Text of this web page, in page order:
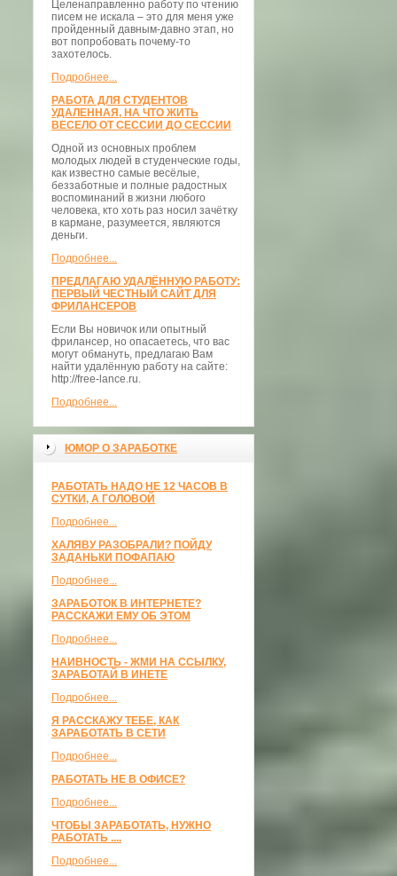
Целенаправленно работу по чтению
писем не искала – это для меня уже
пройденный давным-давно этап, но
вот попробовать почему-то
захотелось.
Подробнее...
РАБОТА ДЛЯ СТУДЕНТОВ
УДАЛЕННАЯ, НА ЧТО ЖИТЬ
ВЕСЕЛО ОТ СЕССИИ ДО СЕССИИ
Одной из основных проблем
молодых людей в студенческие годы,
как известно самые весёлые,
беззаботные и полные радостных
воспоминаний в жизни любого
человека, кто хоть раз носил зачётку
в кармане, разумеется, являются
деньги.
Подробнее...
ПРЕДЛАГАЮ УДАЛЁННУЮ РАБОТУ:
ПЕРВЫЙ ЧЕСТНЫЙ САЙТ ДЛЯ
ФРИЛАНСЕРОВ
Если Вы новичок или опытный
фрилансер, но опасаетесь, что вас
могут обмануть, предлагаю Вам
найти удалённую работу на сайте:
http://free-lance.ru.
Подробнее...
ЮМОР О ЗАРАБОТКЕ
РАБОТАТЬ НАДО НЕ 12 ЧАСОВ В
СУТКИ, А ГОЛОВОЙ
Подробнее...
ХАЛЯВУ РАЗОБРАЛИ? ПОЙДУ
ЗАДАНЬКИ ПОФАПАЮ
Подробнее...
ЗАРАБОТОК В ИНТЕРНЕТЕ?
РАССКАЖИ ЕМУ ОБ ЭТОМ
Подробнее...
НАИВНОСТЬ - ЖМИ НА ССЫЛКУ,
ЗАРАБОТАЙ В ИНЕТЕ
Подробнее...
Я РАССКАЖУ ТЕБЕ, КАК
ЗАРАБОТАТЬ В СЕТИ
Подробнее...
РАБОТАТЬ НЕ В ОФИСЕ?
Подробнее...
ЧТОБЫ ЗАРАБОТАТЬ, НУЖНО
РАБОТАТЬ ....
Подробнее...